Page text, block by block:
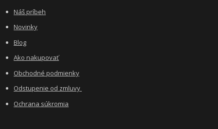
Náš príbeh
Novinky
Blog
Ako nakupovať
Obchodné podmienky
Odstupenie od zmluvy
Ochrana súkromia